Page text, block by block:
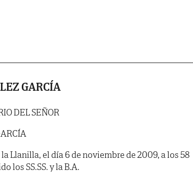
GARCÍA
DEL SEÑOR
Llanilla, el día 6 de noviembre de 2009, a los 58
los SS.SS. y la B.A.